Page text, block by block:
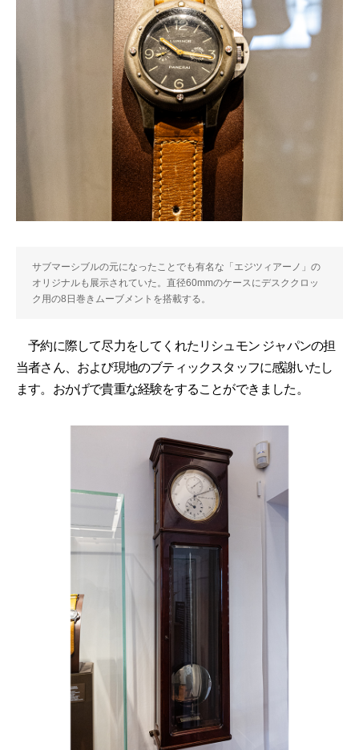
サブマーシブルの元になったことでも有名な「エジツィアーノ」の
オリジナルも展示されていた。直径60mmのケースにデスククロッ
ク用の8日巻きムーブメントを搭載する。
予約に際して尽力をしてくれたリシュモン ジャパンの担
当者さん、および現地のブティックスタッフに感謝いたし
ます。おかげで貴重な経験をすることができました。